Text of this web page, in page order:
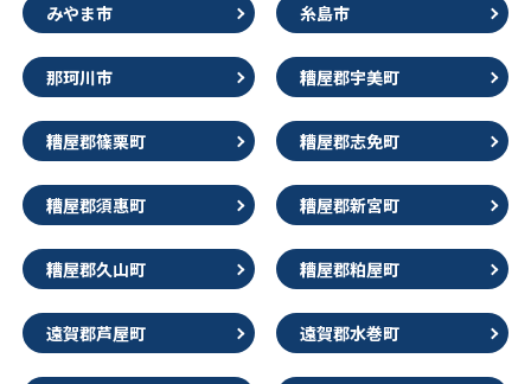
みやま市 糸島市
那珂川市 糟屋郡宇美町
糟屋郡篠栗町 糟屋郡志免町
糟屋郡須惠町 糟屋郡新宮町
糟屋郡久山町 糟屋郡粕屋町
遠賀郡芦屋町 遠賀郡水巻町